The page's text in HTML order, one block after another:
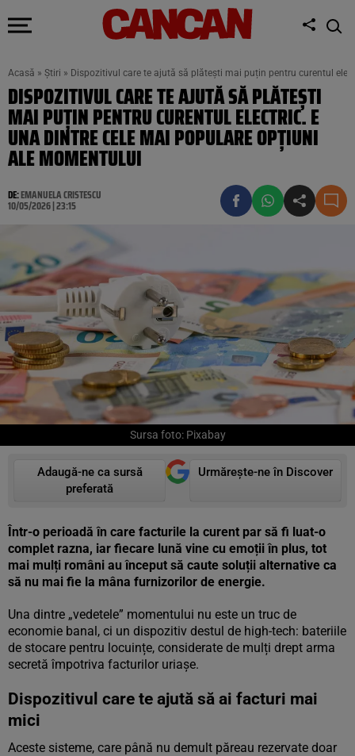
Acasă » Știri » Dispozitivul care te ajută să plătești mai puțin pentru curentul
DISPOZITIVUL CARE TE AJUTĂ SĂ PLĂTEȘTI
MAI PUȚIN PENTRU CURENTUL ELECTRIC. E
UNA DINTRE CELE MAI POPULARE OPȚIUNI
ALE MOMENTULUI
DE:EMANUELA CRISTESCU
10/05/2026 | 23:15
Sursa foto: Pixabay
Adaugă-ne ca sursă
preferată
Urmărește-ne în Discover
Într-o perioadă în care facturile la curent par să fi luat-o
complet razna, iar fiecare lună vine cu emoții în plus, tot
mai mulți români au început să caute soluții alternative ca
să nu mai fie la mâna furnizorilor de energie.
Una dintre „vedetele” momentului nu este un truc de
economie banal, ci un dispozitiv destul de high-tech: bateriile
de stocare pentru locuințe, considerate de mulți drept arma
secretă împotriva facturilor uriașe.
Dispozitivul care te ajută să ai facturi mai
mici
Aceste sisteme, care până nu demult păreau rezervate doar